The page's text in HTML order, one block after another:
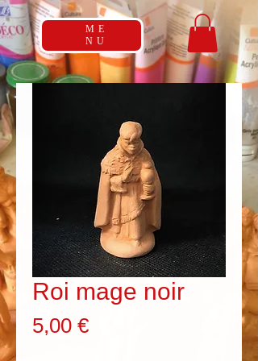
ME
NU
Roi mage noir
5,00 €Prix